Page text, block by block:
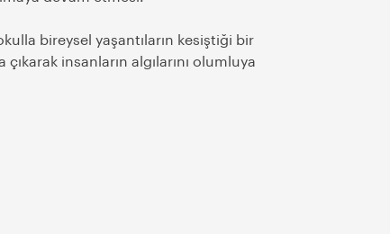
bireysel yaşantıların kesiştiği bir
insanların algılarını olumluya